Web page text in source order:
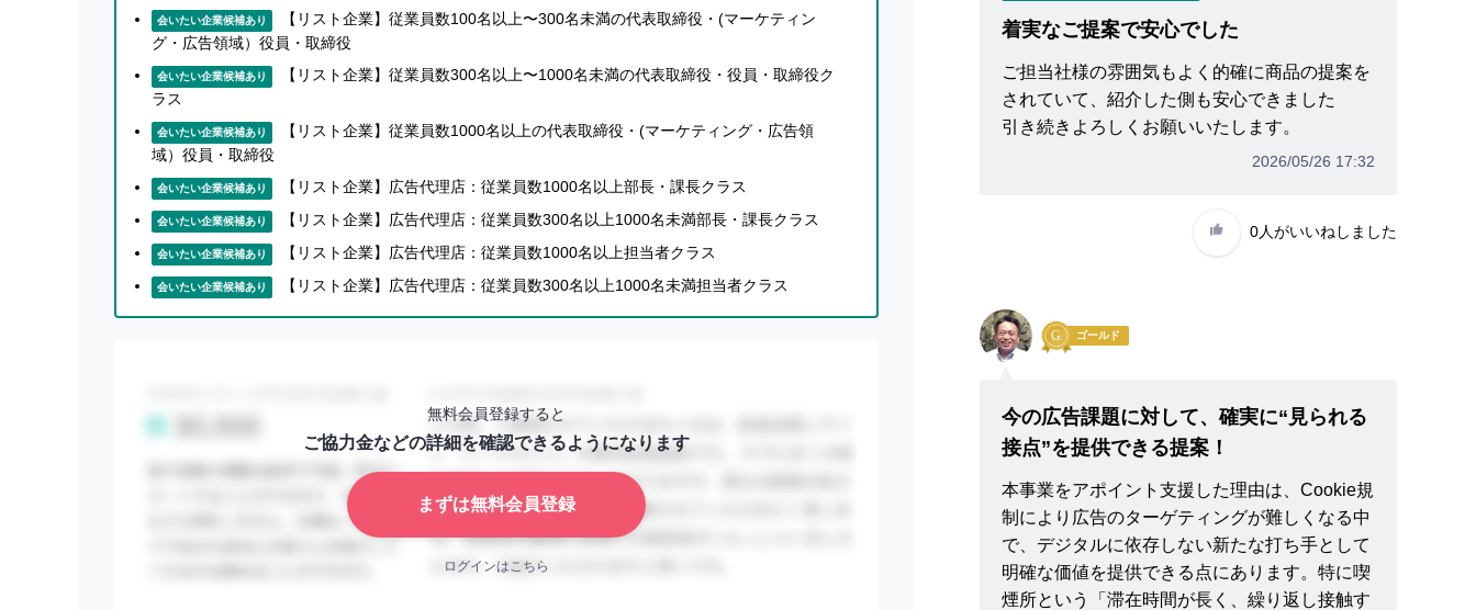
・約31％の方が「年収1,000万以上」
となっており、世帯年収が高い「高所得者層・エグゼクティブ層」の利用が多い
習サービスのプロモーション、消費財メーカーの消臭・フレグランススプレーのブランディングなど、こ
れまでに数多くの広告主様に放映いただいております。
ミッション
ご出稿費の一部は喫煙所の収益として、設置しているオフィスビルに還元することで、喫煙所の空間維持
立てられています。
喫煙所の空間を維持することでビル周辺での路上喫煙を抑止し、吸う人にも吸わない人にも心地よい、共
存できる環境づくりを目指すとともに、BREAKが企業の様々なプロモーション課題解決の一助となれば幸
会いたい企業候補あり
【リスト企業】従業員数100名以上〜300名未満の代表取締役・(マーケティン
グ・広告領域）役員・取締役
会いたい企業候補あり
【リスト企業】従業員数300名以上〜1000名未満の代表取締役・役員・取締役ク
ラス
会いたい企業候補あり
【リスト企業】従業員数1000名以上の代表取締役・(マーケティング・広告領
域）役員・取締役
会いたい企業候補あり 【リスト企業】広告代理店：従業員数1000名以上部長・課長クラス
会いたい企業候補あり 【リスト企業】広告代理店：従業員数300名以上1000名未満部長・課長クラス
会いたい企業候補あり 【リスト企業】広告代理店：従業員数1000名以上担当者クラス
会いたい企業候補あり 【リスト企業】広告代理店：従業員数300名以上1000名未満担当者クラス
無料会員登録すると
ご協力金などの詳細を確認できるようになります
まずは無料会員登録
ログインはこちら
着実なご提案で安心でした
ご担当社様の雰囲気もよく的確に商品の提案を
されていて、紹介した側も安心できました
引き続きよろしくお願いいたします。
2026/05/26 17:32
0人がいいねしました
ゴールド
今の広告課題に対して、確実に“見られる
接点”を提供できる提案！
本事業をアポイント支援した理由は、Cookie規
制により広告のターゲティングが難しくなる中
で、デジタルに依存しない新たな打ち手として
明確な価値を提供できる点にあります。特に喫
煙所という「滞在時間が長く、繰り返し接触す